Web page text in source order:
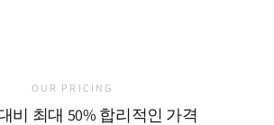
OUR PRICING
비 최대 50% 합리적인 가격